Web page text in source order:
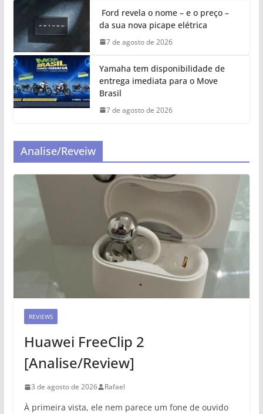
Ford revela o nome – e o preço –
da sua nova picape elétrica
7 de agosto de 2026
Yamaha tem disponibilidade de
entrega imediata para o Move
Brasil
7 de agosto de 2026
Analise/Reveiw
REVIEWS
Huawei FreeClip 2
[Analise/Review]
3 de agosto de 2026 Rafael
À primeira vista, ele nem parece um fone de ouvido